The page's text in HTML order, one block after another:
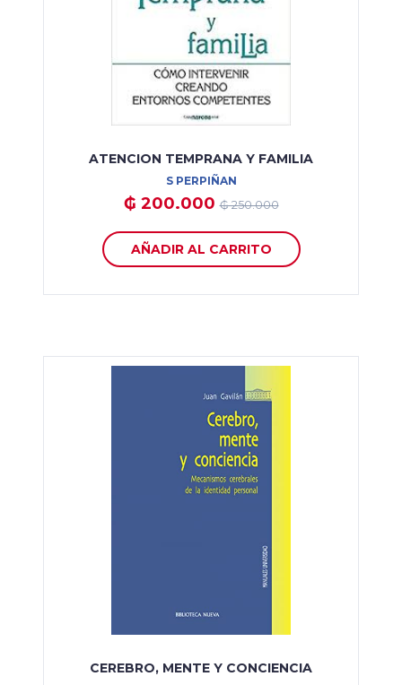
ATENCION TEMPRANA Y FAMILIA
S PERPIÑAN
₲ 200.000₲ 250.000
AÑADIR AL CARRITO
CEREBRO, MENTE Y CONCIENCIA